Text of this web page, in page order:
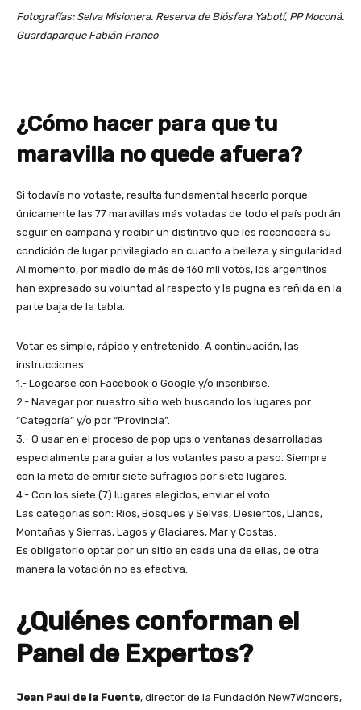
Fotografías: Selva Misionera. Reserva de Biósfera Yabotí, PP Moconá.
Guardaparque Fabián Franco
¿Cómo hacer para que tu
maravilla no quede afuera?
Si todavía no votaste, resulta fundamental hacerlo porque
únicamente las 77 maravillas más votadas de todo el país podrán
seguir en campaña y recibir un distintivo que les reconocerá su
condición de lugar privilegiado en cuanto a belleza y singularidad.
Al momento, por medio de más de 160 mil votos, los argentinos
han expresado su voluntad al respecto y la pugna es reñida en la
parte baja de la tabla.
Votar es simple, rápido y entretenido. A continuación, las
instrucciones:
1.- Logearse con Facebook o Google y/o inscribirse.
2.- Navegar por nuestro sitio web buscando los lugares por
“Categoría” y/o por “Provincia”.
3.- O usar en el proceso de pop ups o ventanas desarrolladas
especialmente para guiar a los votantes paso a paso. Siempre
con la meta de emitir siete sufragios por siete lugares.
4.- Con los siete (7) lugares elegidos, enviar el voto.
Las categorías son: Ríos, Bosques y Selvas, Desiertos, Llanos,
Montañas y Sierras, Lagos y Glaciares, Mar y Costas.
Es obligatorio optar por un sitio en cada una de ellas, de otra
manera la votación no es efectiva.
¿Quiénes conforman el
Panel de Expertos?
Jean Paul de la Fuente, director de la Fundación New7Wonders,